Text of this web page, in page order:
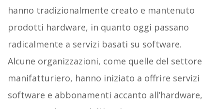
hanno tradizionalmente creato e mantenuto
prodotti hardware, in quanto oggi passano
radicalmente a servizi basati su software.
Alcune organizzazioni, come quelle del settore
manifatturiero, hanno iniziato a offrire servizi
software e abbonamenti accanto all’hardware,